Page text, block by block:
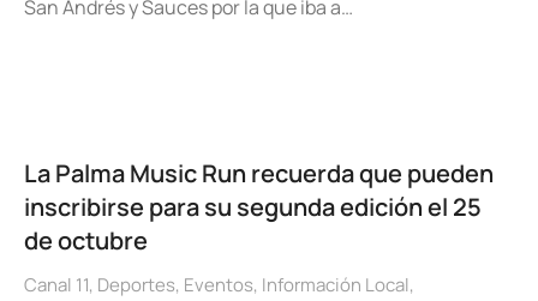
San Andrés y Sauces por la que iba a…
La Palma Music Run recuerda que pueden
inscribirse para su segunda edición el 25
de octubre
Canal 11, Deportes, Eventos, Información Local,